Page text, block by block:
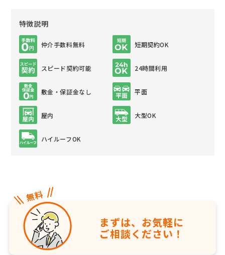
特徴説明
仲介手数料無料 短期契約OK
スピード契約可能 24時間利用
敷金・保証金なし 平面
屋内 大型OK
ハイルーフOK
まずは、お気軽に
ご相談ください！